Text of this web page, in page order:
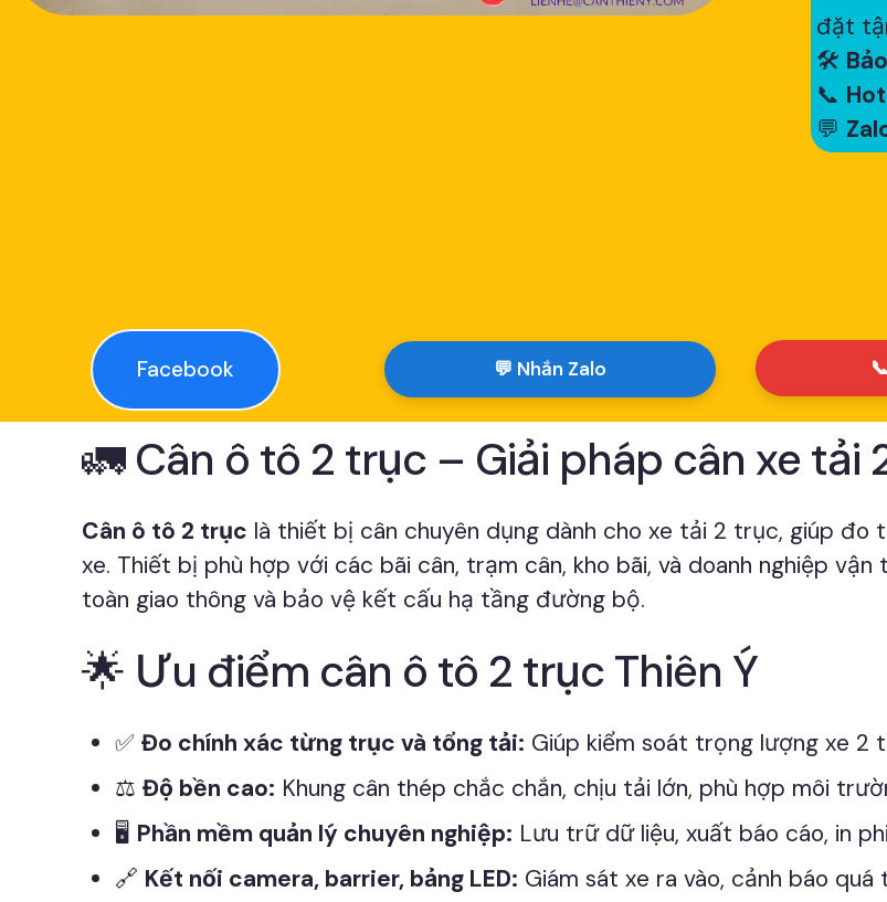
đặt
🛠
📞
💬
Facebook 💬 Nhắn Zalo
🚛 Cân ô tô 2 trục – Giải pháp cân xe
Cân ô tô 2 trục là thiết bị cân chuyên dụng dành cho xe tải 2 trục, giúp
xe. Thiết bị phù hợp với các bãi cân, trạm cân, kho bãi, và doanh nghiệp
toàn giao thông và bảo vệ kết cấu hạ tầng đường bộ.
🌟 Ưu điểm cân ô tô 2 trục Thiên Ý
✅ Đo chính xác từng trục và tổng tải: Giúp kiểm soát trọng lượng xe 2
⚖️ Độ bền cao: Khung cân thép chắc chắn, chịu tải lớn, phù hợp môi
🖥️ Phần mềm quản lý chuyên nghiệp: Lưu trữ dữ liệu, xuất báo cáo, in
🔗 Kết nối camera, barrier, bảng LED: Giám sát xe ra vào, cảnh báo quá